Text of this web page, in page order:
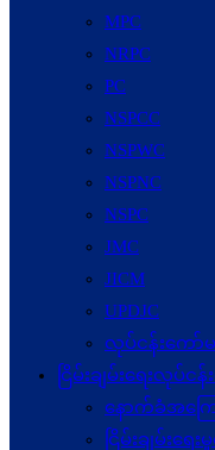
MPC
NRPC
PC
NSPCC
NSPWC
NSPNC
NSPC
JMC
JICM
UPDJC
လုပ်ငန်းကော်မ
ငြိမ်းချမ်းရေးလုပ်ငန်
နောက်ခံအကြ
ငြိမ်းချမ်းရေး